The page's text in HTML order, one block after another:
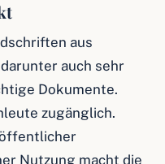
aus
auch sehr
Dokumente.
zugänglich.
Nutzung macht die